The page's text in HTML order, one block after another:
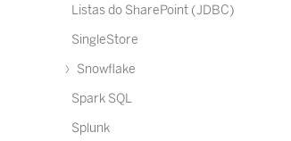
Listas do SharePoint (JDBC)
SingleStore
Snowflake
Spark SQL
Splunk